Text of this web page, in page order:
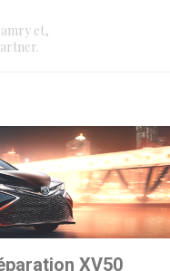
et,
XV50